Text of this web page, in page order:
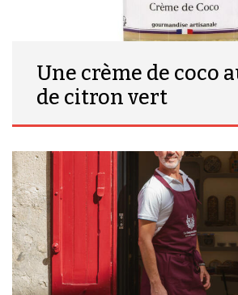
Une crème de coco
de citron vert